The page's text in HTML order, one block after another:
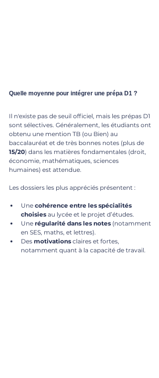
Quelle moyenne pour intégrer une prépa D1 ?
Il n'existe pas de seuil officiel, mais les prépas D1
sont sélectives. Généralement, les étudiants ont
obtenu une mention TB (ou Bien) au
baccalauréat et de très bonnes notes (plus de
15/20) dans les matières fondamentales (droit,
économie, mathématiques, sciences
humaines) est attendue.
Les dossiers les plus appréciés présentent :
Une cohérence entre les spécialités
choisies au lycée et le projet d’études.
Une régularité dans les notes (notamment
en SES, maths, et lettres).
Des motivations claires et fortes,
notamment quant à la capacité de travail.